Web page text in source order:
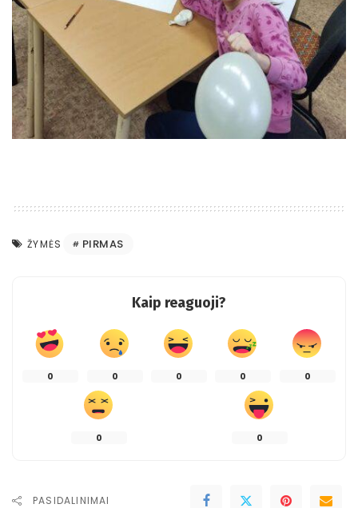
ŽYMĖS PIRMAS
Kaip reaguoji?
0 0 0 0 0
0 0
PASIDALINIMAI